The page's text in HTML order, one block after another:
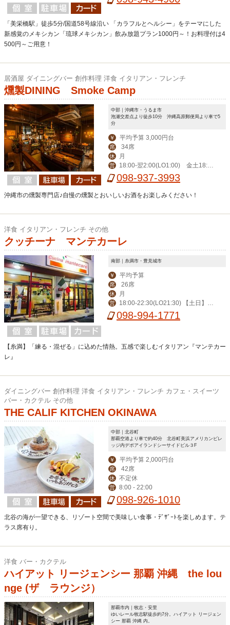
「美栄橋駅」徒歩5分/国道58号線沿い 「カラフルとヘルシー」をテーマにした
新感覚のメキシカン「琉球メキシカン」飲み放題プラン1000円～！お料理付は4
500円～ご用意！
居酒屋 ダイニングバー 創作料理 洋食 イタリアン・フレンチ
燻製DINING Smoke Camp
中部｜沖縄市・うるま市
泡瀬交差点より徒歩10分 沖縄高原郵便局より車で5
分
￥ 平均予算 3,000円台
席 34席
休 月
営
18:00‐翌2:00(LO1:00) 金土18:0
0‐翌3:00(LO翌2:00)
098-937-3993
沖縄市の燻製専門店♪自慢の燻製とおいしいお酒をお楽しみください！
洋食 イタリアン・フレンチ その他
クッチーナ マンテカーレ
南部｜糸満市・豊見城市
￥ 平均予算
席 26席
休 月
営
18:00-22:30(LO21:30) 【土日】 1
2:00-15:00(LO14:00) 18:00-22:30(LO
098-994-1771
【糸満】「練る・混ぜる」に込めた情熱。五感で楽しむイタリアン『マンテカー
レ』
ダイニングバー 創作料理 洋食 イタリアン・フレンチ カフェ・スイーツ
バー・カクテル その他
THE CALIF KITCHEN OKINAWA
中部｜北谷町
那覇空港より車で約40分 北谷町美浜アメリカンビレ
ッジ内デポアイランドシーサイドビル３F
￥ 平均予算 2,000円台
席 42席
休 不定休
営 8:00 - 22:00
098-926-1010
北谷の海が一望できる、リゾート空間で美味しい食事・ﾃﾞｻﾞｰﾄを楽しめます。テ
ラス席有り。
洋食 バー・カクテル
ハイアット リージェンシー 那覇 沖縄 the lou
nge (ザ ラウンジ）
那覇市内｜牧志・安里
ゆいレール牧志駅徒歩約7分。ハイアット リージェン
シー 那覇 沖縄 内。